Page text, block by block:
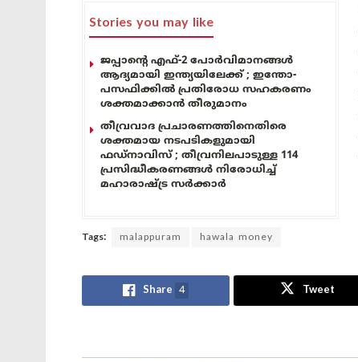
Stories you may like
ജപ്പാന്റെ എഫ്-2 പോർവിമാനങ്ങൾ
ആദ്യമായി ഇന്ത്യയിലേക്ക് ; ഇന്തോ-
പസഫിക്കിൽ പ്രതിരോധ സഹകരണം
ശക്തമാക്കാൻ തീരുമാനം
തീവ്രവാദ പ്രചാരണത്തിനെതിരെ
ശക്തമായ നടപടികളുമായി
ഫഡ്നാവിസ് ; തീവ്രനിലപാടുള്ള 114
പ്രസിദ്ധീകരണങ്ങൾ നിരോധിച്ച്
മഹാരാഷ്ട്ര സർക്കാർ
Tags: malappuram hawala money
Share 4 Tweet